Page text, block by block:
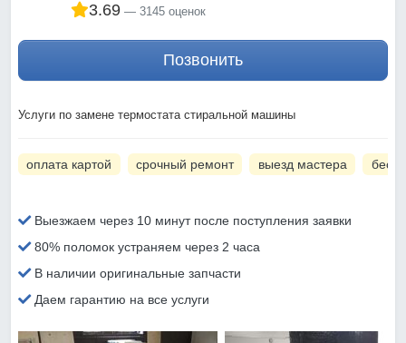
3.69 3145 оценок
Позвонить
Услуги по замене термостата стиральной машины
оплата картой срочный ремонт выезд мастера
Выезжаем через 10 минут после поступления заявки
80% поломок устраняем через 2 часа
В наличии оригинальные запчасти
Даем гарантию на все услуги